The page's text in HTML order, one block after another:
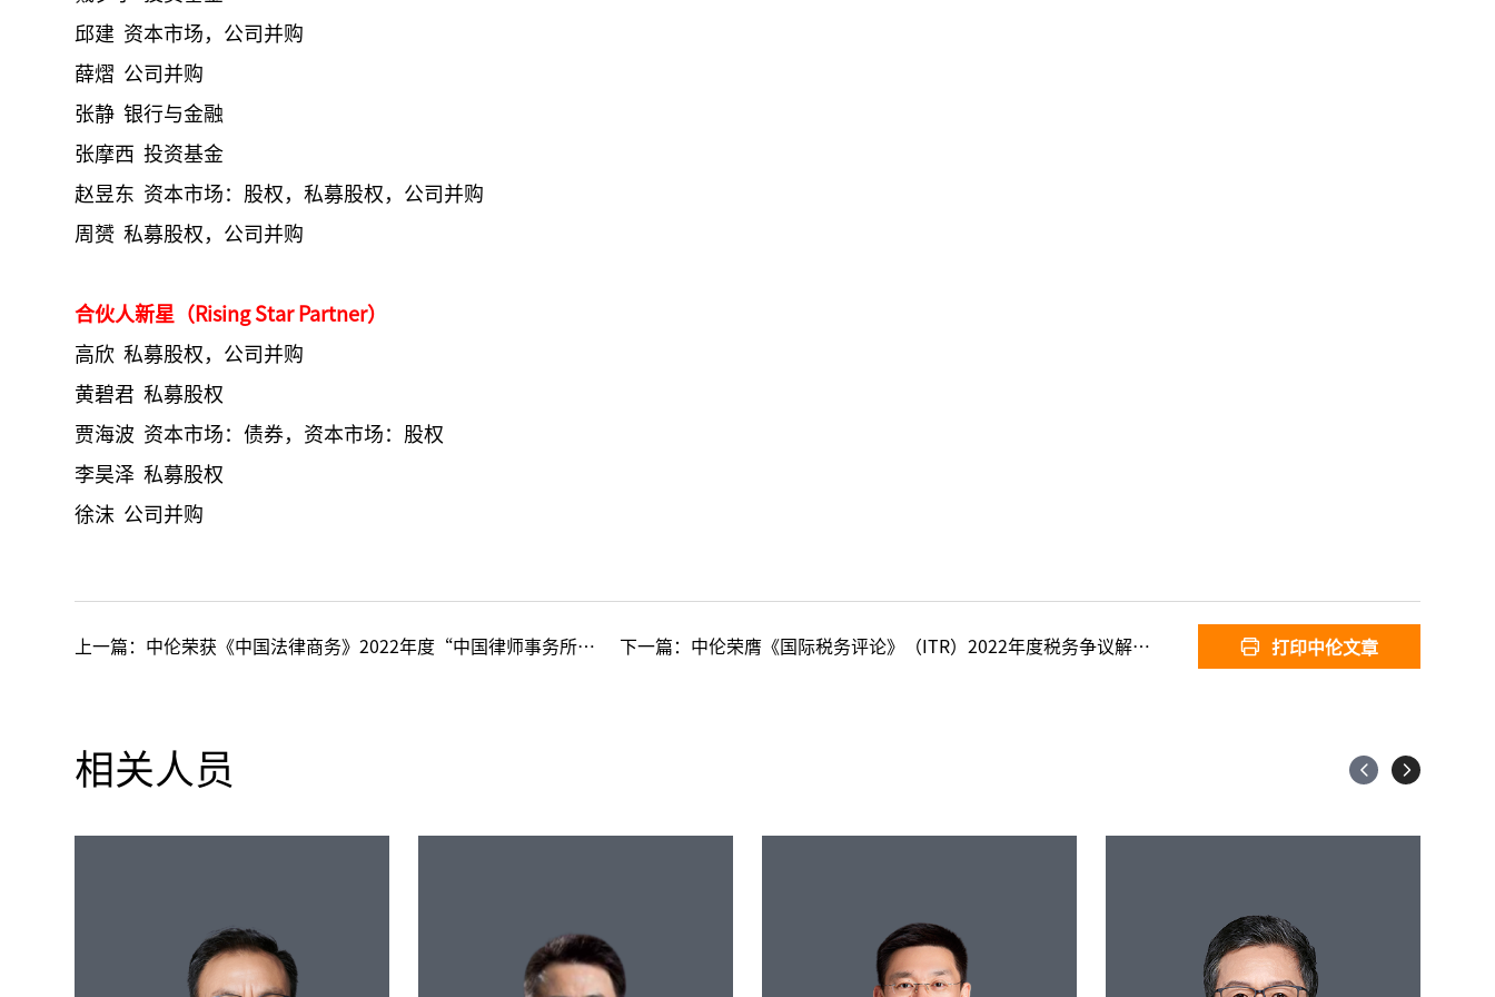
邱建 资本市场，公司并购
薛熠 公司并购
张静 银行与金融
张摩西 投资基金
赵昱东 资本市场：股权，私募股权，公司并购
周赟 私募股权，公司并购
合伙人新星（Rising Star Partner）
高欣 私募股权，公司并购
黄碧君 私募股权
贾海波 资本市场：债券，资本市场：股权
李昊泽 私募股权
徐沫 公司并购
上一篇： 中伦荣获《中国法律商务》2022年度“中国律师事务所”等九项殊荣 下一篇： 中伦荣膺《国际税务评论》（ITR）2022年度税务争议解决中国律师事务所大奖 打印中伦文章
相关人员